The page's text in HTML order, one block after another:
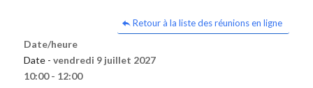
Retour à la liste des réunions en ligne
Date/heure
Date - vendredi 9 juillet 2027
10:00 - 12:00